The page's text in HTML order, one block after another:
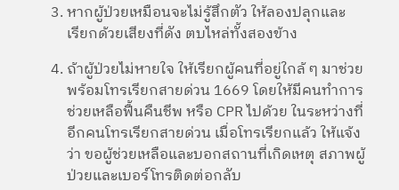
หากผู้ป่วยเหมือนจะไม่รู้สึกตัว ให้ลองปลุกและ
เรียกด้วยเสียงที่ดัง ตบไหล่ทั้งสองข้าง
ถ้าผู้ป่วยไม่หายใจ ให้เรียกผู้คนที่อยู่ใกล้ ๆ มาช่วย
พร้อมโทรเรียกสายด่วน 1669 โดยให้มีคนทำการ
ช่วยเหลือฟื้นคืนชีพ หรือ CPR ไปด้วย ในระหว่างที่
อีกคนโทรเรียกสายด่วน เมื่อโทรเรียกแล้ว ให้แจ้ง
ว่า ขอผู้ช่วยเหลือและบอกสถานที่เกิดเหตุ สภาพผู้
ป่วยและเบอร์โทรติดต่อกลับ